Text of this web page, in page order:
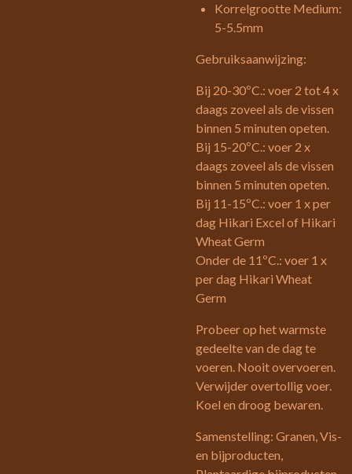
Korrelgrootte Medium:
5-5.5mm
Gebruiksaanwijzing:
Bij 20-30ºC.: voer 2 tot 4 x
daags zoveel als de vissen
binnen 5 minuten opeten.
Bij 15-20ºC.: voer 2 x
daags zoveel als de vissen
binnen 5 minuten opeten.
Bij 11-15ºC.: voer 1 x per
dag Hikari Excel of Hikari
Wheat Germ
Onder de 11ºC.: voer 1 x
per dag Hikari Wheat
Germ
Probeer op het warmste
gedeelte van de dag te
voeren. Nooit overvoeren.
Verwijder overtollig voer.
Koel en droog bewaren.
Samenstelling: Granen, Vis-
en bijproducten,